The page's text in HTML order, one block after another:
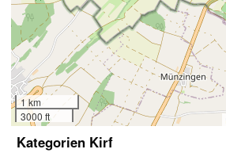
1 km
3000 ft
Kategorien Kirf